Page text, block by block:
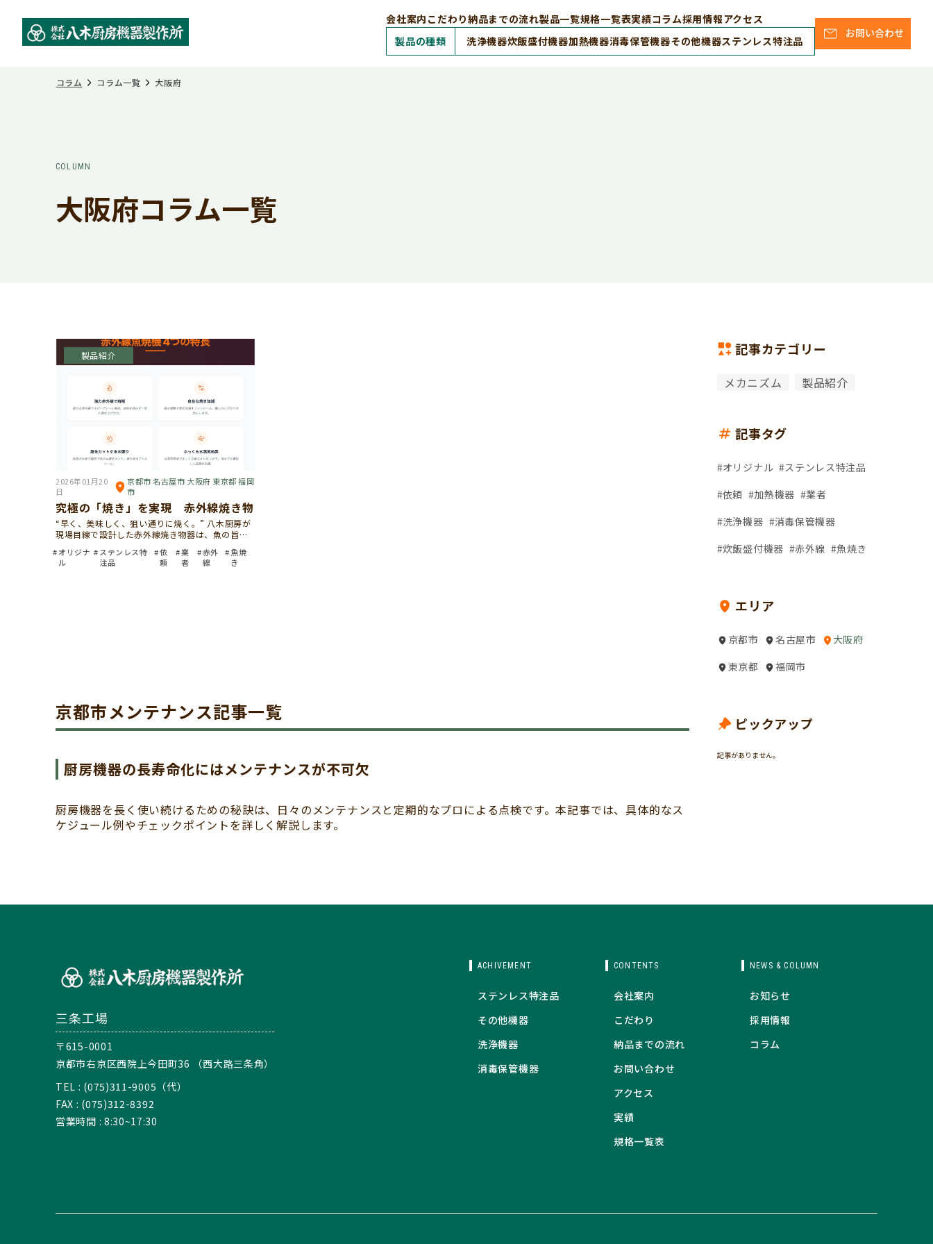
会社案内 こだわり納品までの流れ製品一覧規格一覧表実績コラム採用情報アクセス
製品の種類
洗浄機器炊飯盛付機器加熱機器消毒保管機器その他機器ステンレス特注品
お問い合わせ
コラム コラム一覧 大阪府
COLUMN
大阪府コラム一覧
製品紹介
2026年01月20
日
京都市 名古屋市 大阪府 東京都 福岡
市
究極の「焼き」を実現 赤外線焼き物
“早く、美味しく、狙い通りに焼く。” 八木厨房が
現場目線で設計した赤外線焼き物器は、魚の旨み
線により、短時間で表面を香ばしく焼き上げ、中
はふっくら。提供スピードと仕上がり品質 […]
オリジナ
ル
ステンレス特
注品
依
頼
業
者
赤外
線
魚焼
き
京都市メンテナンス記事一覧
厨房機器の長寿命化にはメンテナンスが不可欠
厨房機器を長く使い続けるための秘訣は、日々のメンテナンスと定期的なプロによる点検です。本記事では、具体的なス
ケジュール例やチェックポイントを詳しく解説します。
記事カテゴリー
メカニズム 製品紹介
記事タグ
オリジナル
ステンレス特注品
依頼
加熱機器
業者
洗浄機器
消毒保管機器
炊飯盛付機器
赤外線 魚焼き
エリア
京都市 名古屋市
大阪府
東京都
福岡市
ピックアップ
記事がありません。
三条工場
〒615-0001
京都市右京区西院上今田町36 （西大路三条角）
TEL : (075)311-9005（代）
FAX : (075)312-8392
営業時間 : 8:30~17:30
ACHIVEMENT
ステンレス特注品
その他機器
洗浄機器
消毒保管機器
CONTENTS
会社案内
こだわり
納品までの流れ
お問い合わせ
アクセス
実績
規格一覧表
NEWS & COLUMN
お知らせ
採用情報
コラム